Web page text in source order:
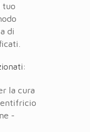
tuo
di
la cura
-